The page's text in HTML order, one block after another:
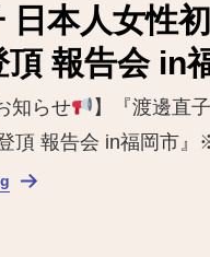
日本人女性
頂 報告会 in
知らせ
】『渡邊直
頂 報告会 in福岡市